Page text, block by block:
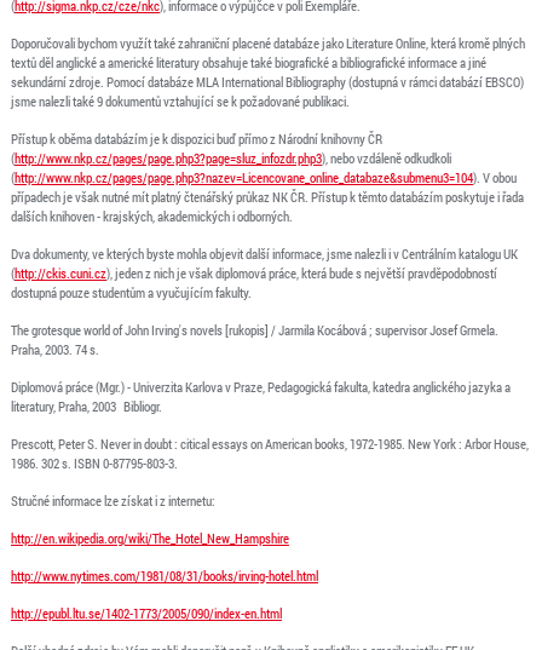
(http://sigma.nkp.cz/cze/nkc), informace o výpůjčce v poli Exempláře.
Doporučovali bychom využít také zahraniční placené databáze jako Literature Online, která kromě plných
textů děl anglické a americké literatury obsahuje také biografické a bibliografické informace a jiné
sekundární zdroje. Pomocí databáze MLA International Bibliography (dostupná v rámci databází EBSCO)
jsme nalezli také 9 dokumentů vztahující se k požadované publikaci.
Přístup k oběma databázím je k dispozici buď přímo z Národní knihovny ČR
(http://www.nkp.cz/pages/page.php3?page=sluz_infozdr.php3), nebo vzdáleně odkudkoli
(http://www.nkp.cz/pages/page.php3?nazev=Licencovane_online_databaze&submenu3=104). V obou
případech je však nutné mít platný čtenářský průkaz NK ČR. Přístup k těmto databázím poskytuje i řada
dalších knihoven - krajských, akademických i odborných.
Dva dokumenty, ve kterých byste mohla objevit další informace, jsme nalezli i v Centrálním katalogu UK
(http://ckis.cuni.cz), jeden z nich je však diplomová práce, která bude s největší pravděpodobností
dostupná pouze studentům a vyučujícím fakulty.
The grotesque world of John Irving's novels [rukopis] / Jarmila Kocábová ; supervisor Josef Grmela.
Praha, 2003. 74 s.
Diplomová práce (Mgr.) - Univerzita Karlova v Praze, Pedagogická fakulta, katedra anglického jazyka a
literatury, Praha, 2003 Bibliogr.
Prescott, Peter S. Never in doubt : citical essays on American books, 1972-1985. New York : Arbor House,
1986. 302 s. ISBN 0-87795-803-3.
Stručné informace lze získat i z internetu:
http://en.wikipedia.org/wiki/The_Hotel_New_Hampshire
http://www.nytimes.com/1981/08/31/books/irving-hotel.html
http://epubl.ltu.se/1402-1773/2005/090/index-en.html